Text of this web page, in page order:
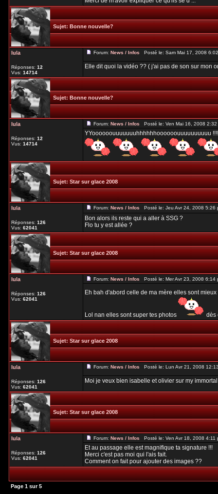
Sujet:Bonne nouvelle?
lula
Réponses:12
Vus:14714
Forum:News / InfosPosté le: Sam Mai 17, 2008
Elle dit quoi la vidéo ?? ( j'ai pas de son sur mon
Sujet:Bonne nouvelle?
lula
Réponses:12
Vus:14714
Forum:News / InfosPosté le: Ven Mai 16, 2008
YYoooooouuuuuuuhhhhhhoooooouuuuuuuuuu
Sujet:Star sur glace 2008
lula
Réponses:126
Vus:62041
Forum:News / InfosPosté le: Jeu Avr 24, 2008
Bon alors ils reste qui a aller à SSG ?
Flo tu y est allée ?
Sujet:Star sur glace 2008
lula
Réponses:126
Vus:62041
Forum:News / InfosPosté le: Mer Avr 23, 2008
Eh bah d'abord celle de ma mère elles sont mieux
Lol nan elles sont super tes photos dès
Sujet:Star sur glace 2008
lula
Réponses:126
Vus:62041
Forum:News / InfosPosté le: Lun Avr 21, 2008
Moi je veux bien isabelle et olivier sur my immortal
Sujet:Star sur glace 2008
lula
Réponses:126
Vus:62041
Forum:News / InfosPosté le: Ven Avr 18, 2008
Et au passage elle est magnifique ta signature !!!
Merci c'est pas moi qui l'ais fait.
Comment on fait pour ajouter des images ??
Page 1 sur5